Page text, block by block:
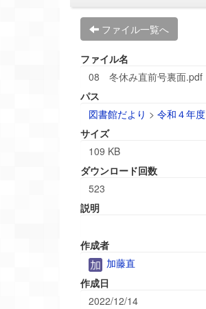
ファイル一覧へ
ファイル名
08 冬休み直前号裏面.pdf
パス
図書館だより > 令和４年度
サイズ
109 KB
ダウンロード回数
523
説明
作成者
加藤直
作成日
2022/12/14